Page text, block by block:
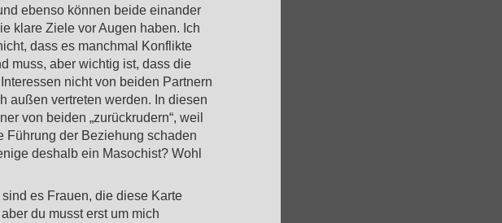
ebenso können beide einander
klare Ziele vor Augen haben. Ich
dass es manchmal Konflikte
muss, aber wichtig ist, dass die
nicht von beiden Partnern
außen vertreten werden. In diesen
von beiden „zurückrudern“, weil
Führung der Beziehung schaden
deshalb ein Masochist? Wohl
es Frauen, die diese Karte
du musst erst um mich